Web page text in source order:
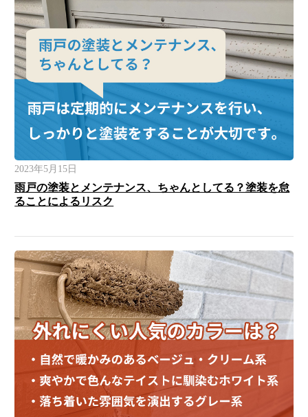
2023年5月15日
雨戸の塗装とメンテナンス、ちゃんとしてる？塗装を怠
ることによるリスク